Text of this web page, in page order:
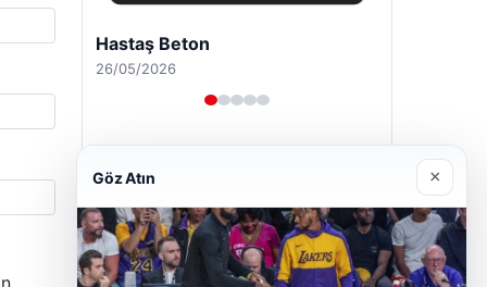
Enes Kaplan Avukatlık Bürosu
28/04/2026
Göz Atın ×